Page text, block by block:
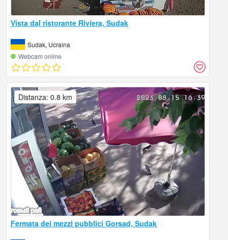
Vista dal ristorante Riviera, Sudak
Sudak, Ucraina
Webcam online
Fermata dei mezzi pubblici Gorsad, Sudak
Distanza: 0.8 km